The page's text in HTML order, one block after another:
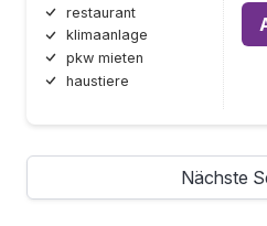
restaurant
klimaanlage
pkw mieten
haustiere
Nächste